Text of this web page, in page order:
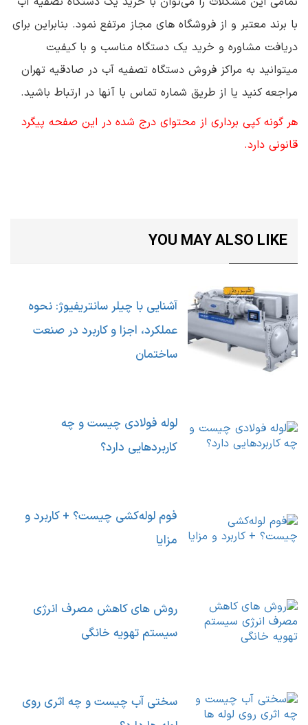
با برند معتبر و از فروشگاه‌ های مجاز مرتفع نمود. بنابراین برای
دریافت مشاوره و خرید یک دستگاه مناسب و با کیفیت
میتوانید به مراکز فروش دستگاه تصفیه آب در صادقیه تهران
مراجعه کنید یا از طریق شماره تماس با آنها در ارتباط باشید.
هر گونه کپی برداری از محتوای درج شده در این صفحه پیگرد
قانونی دارد.
YOU MAY ALSO LIKE
آشنایی با چیلر سانتریفیوژ: نحوه
عملکرد، اجزا و کاربرد در صنعت
ساختمان
لوله فولادی چیست و چه
کاربردهایی دارد؟
فوم لوله‌کشی چیست؟ + کاربرد و
مزایا
روش های کاهش مصرف انرژی
سیستم تهویه خانگی
سختی آب چیست و چه اثری روی